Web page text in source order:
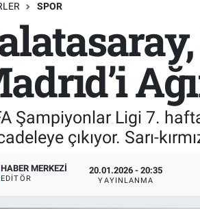
SPOR
Şampiyonlar Ligi 7.
çıkıyor. Sarı-
HABER MERKEZI
EDITÖR
20.01.2026 - 20:35
YAYINLANMA
Durumu ve Fikstür